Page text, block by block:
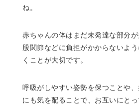
ね。
赤ちゃんの体はまだ未発達な部分が
股関節などに負担がかからないよ
くことが大切です。
呼吸がしやすい姿勢を保つことや
にも気を配ることで、お互いにと